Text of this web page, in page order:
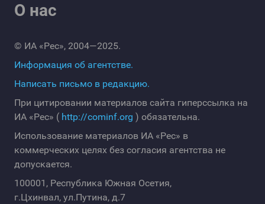
О нас
© ИА «Рес», 2004—2025.
Информация об агентстве.
Написать письмо в редакцию.
При цитировании материалов сайта гиперссылка на
ИА «Рес» ( http://cominf.org ) обязательна.
Использование материалов ИА «Рес» в
коммерческих целях без согласия агентства не
допускается.
100001, Республика Южная Осетия,
г.Цхинвал, ул.Путина, д.7